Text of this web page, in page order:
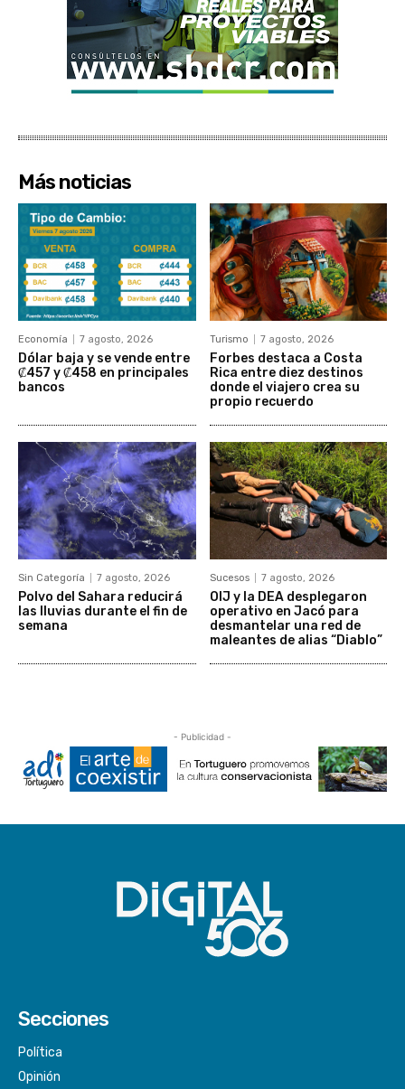
Más noticias
Economía 7 agosto, 2026
Dólar baja y se vende entre
₡457 y ₡458 en principales
bancos
Turismo 7 agosto, 2026
Forbes destaca a Costa
Rica entre diez destinos
donde el viajero crea su
propio recuerdo
Sin Categoría 7 agosto, 2026
Polvo del Sahara reducirá
las lluvias durante el fin de
semana
Sucesos 7 agosto, 2026
OIJ y la DEA desplegaron
operativo en Jacó para
desmantelar una red de
maleantes de alias “Diablo”
- Publicidad -
Secciones
Política
Opinión